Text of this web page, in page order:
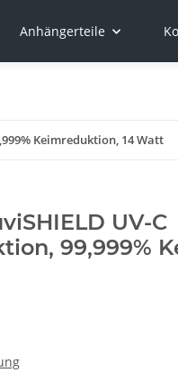
Anhängerteile
Keimreduktion, 14 Watt
UV-C
99,999%